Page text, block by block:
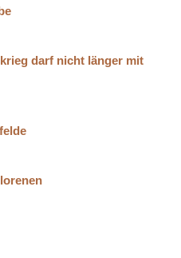
darf nicht länger mit